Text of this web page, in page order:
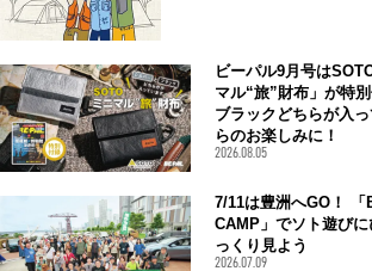
ビーパル9月号は
マル“旅”財布」が特
ブラックどちらが入
らのお楽しみに！
2026.08.05
7/11は豊洲へGO！
CAMP」でソト遊び
っくり見よう
2026.07.09